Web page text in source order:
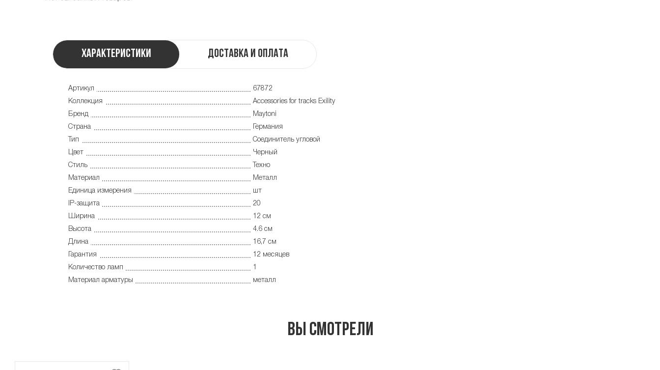
Характеристики Доставка и оплата
Артикул
67872
Коллекция
Accessories for tracks Exility
Бренд
Maytoni
Страна
Германия
Тип
Соединитель угловой
Цвет
Черный
Стиль
Техно
Материал
Металл
Единица измерения
шт
IP-защита
20
Ширина
12 см
Высота
4.6 см
Длина
16,7 см
Гарантия
12 месяцев
Количество ламп
1
Материал арматуры
металл
Вы смотрели